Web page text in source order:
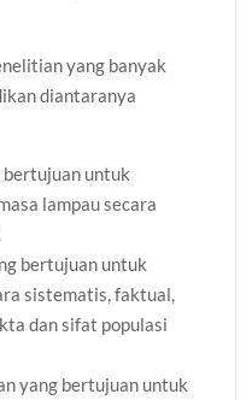
yang banyak
diantaranya
untuk
lampau secara
bertujuan untuk
sistematis, faktual,
dan sifat populasi
yang bertujuan untuk